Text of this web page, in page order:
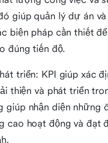
giúp quản lý dự án
biện pháp cần thiết
đúng tiến độ.
triển: KPI giúp xác
thiện và phát triển
giúp nhận diện những
cao hoạt động và đạt